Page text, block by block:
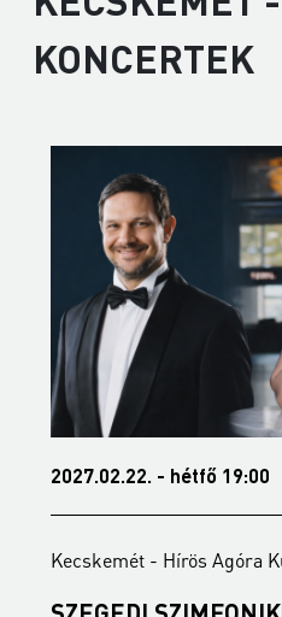
KONCERTEK
2027.02.22. - hétfő 19:00
Kecskemét - Hírös Agóra